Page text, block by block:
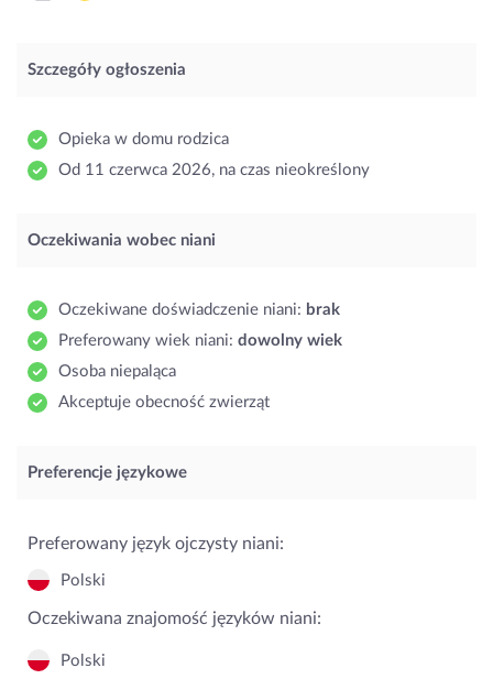
Szczegóły ogłoszenia
Opieka w domu rodzica
Od 11 czerwca 2026, na czas nieokreślony
Oczekiwania wobec niani
Oczekiwane doświadczenie niani: brak
Preferowany wiek niani: dowolny wiek
Osoba niepaląca
Akceptuje obecność zwierząt
Preferencje językowe
Preferowany język ojczysty niani:
Polski
Oczekiwana znajomość języków niani:
Polski